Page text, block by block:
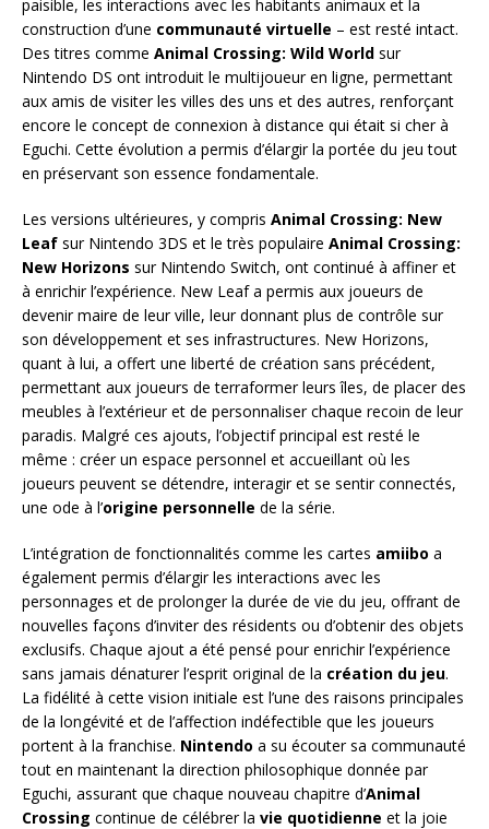
paisible, les interactions avec les habitants animaux et la
construction d’une communauté virtuelle – est resté intact.
Des titres comme Animal Crossing: Wild World sur
Nintendo DS ont introduit le multijoueur en ligne, permettant
aux amis de visiter les villes des uns et des autres, renforçant
encore le concept de connexion à distance qui était si cher à
Eguchi. Cette évolution a permis d’élargir la portée du jeu tout
en préservant son essence fondamentale.
Les versions ultérieures, y compris Animal Crossing: New
Leaf sur Nintendo 3DS et le très populaire Animal Crossing:
New Horizons sur Nintendo Switch, ont continué à affiner et
à enrichir l’expérience. New Leaf a permis aux joueurs de
devenir maire de leur ville, leur donnant plus de contrôle sur
son développement et ses infrastructures. New Horizons,
quant à lui, a offert une liberté de création sans précédent,
permettant aux joueurs de terraformer leurs îles, de placer des
meubles à l’extérieur et de personnaliser chaque recoin de leur
paradis. Malgré ces ajouts, l’objectif principal est resté le
même : créer un espace personnel et accueillant où les
joueurs peuvent se détendre, interagir et se sentir connectés,
une ode à l’origine personnelle de la série.
L’intégration de fonctionnalités comme les cartes amiibo a
également permis d’élargir les interactions avec les
personnages et de prolonger la durée de vie du jeu, offrant de
nouvelles façons d’inviter des résidents ou d’obtenir des objets
exclusifs. Chaque ajout a été pensé pour enrichir l’expérience
sans jamais dénaturer l’esprit original de la création du jeu.
La fidélité à cette vision initiale est l’une des raisons principales
de la longévité et de l’affection indéfectible que les joueurs
portent à la franchise. Nintendo a su écouter sa communauté
tout en maintenant la direction philosophique donnée par
Eguchi, assurant que chaque nouveau chapitre d’Animal
Crossing continue de célébrer la vie quotidienne et la joie